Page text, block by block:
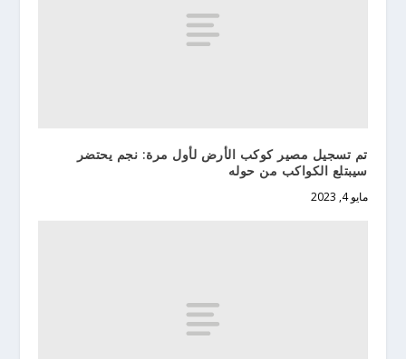
تم تسجيل مصير كوكب الأرض لأول مرة: نجم يحتضر
سيبتلع الكواكب من حوله
مايو 4, 2023